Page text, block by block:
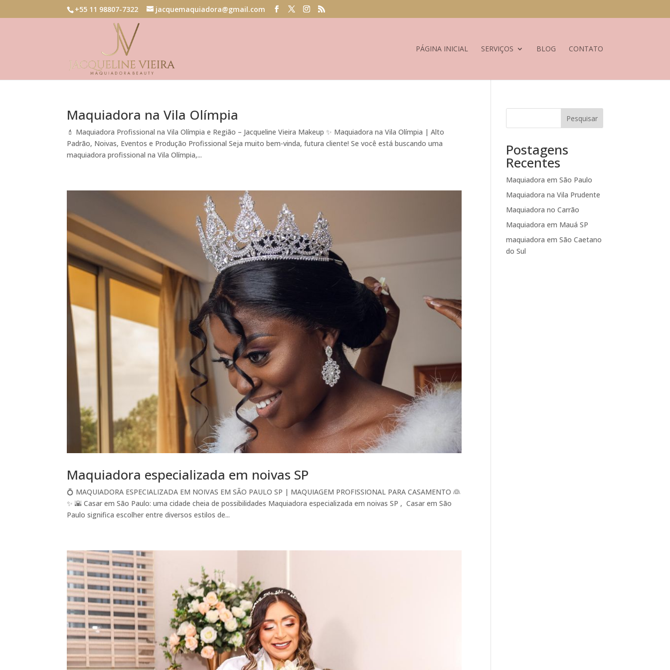
+55 11 98807-7322 jacquemaquiadora@gmail.com
PÁGINA INICIAL SERVIÇOS BLOG CONTATO
Maquiadora na Vila Olímpia
💄 Maquiadora Profissional na Vila Olímpia e Região – Jacqueline Vieira Makeup ✨ Maquiadora na Vila Olímpia | Alto
Padrão, Noivas, Eventos e Produção Profissional Seja muito bem-vinda, futura cliente! Se você está buscando uma
maquiadora profissional na Vila Olímpia,...
Maquiadora especializada em noivas SP
💍 MAQUIADORA ESPECIALIZADA EM NOIVAS EM SÃO PAULO SP | MAQUIAGEM PROFISSIONAL PARA CASAMENTO 👰
✨ 🌇 Casar em São Paulo: uma cidade cheia de possibilidades Maquiadora especializada em noivas SP , Casar em São
Paulo significa escolher entre diversos estilos de...
Pesquisar
Postagens
Recentes
Maquiadora em São Paulo
Maquiadora na Vila Prudente
Maquiadora no Carrão
Maquiadora em Mauá SP
maquiadora em São Caetano
do Sul